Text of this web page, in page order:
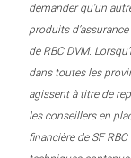
demander qu’un
produits
de RBC DVM.
dans toutes les
agissent à titre de
les conseillers en
financière de SF